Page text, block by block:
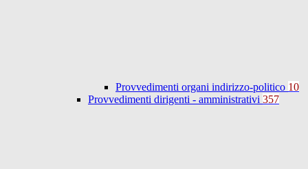
Provvedimenti organi indirizzo-politico 10
Provvedimenti dirigenti - amministrativi 357